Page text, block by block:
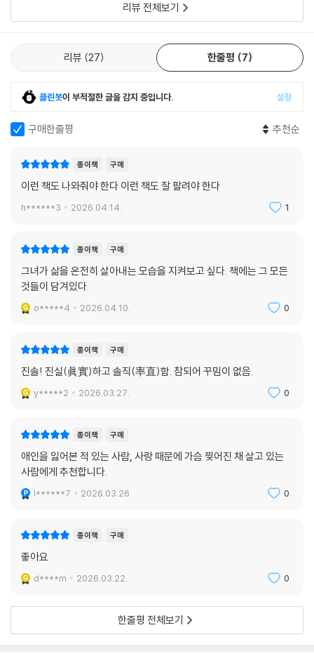
_정서경(시나리오 작가)
혼잣말이 모인 이 책을 읽다보면 어느새 이랑이 잘 먹고 잘 자기를 바라게
된다. 노래하며 하루 더 살아갔으면 한다. 한 사람 안에 쌓여 있던 고통과
년의 역사』는 그 기록이다.
리뷰 전체보기
리뷰 27 한줄평 7
클린봇이 부적절한 글을 감지 중입니다. 설정
구매한줄평 추천순
종이책 구매
이런 책도 나와줘야 한다 이런 책도 잘 팔려야 한다
h******3 2026.04.14. 1
종이책 구매
그녀가 삶을 온전히 살아내는 모습을 지켜보고 싶다. 책에는 그 모든
것들이 담겨있다.
o*****4 2026.04.10. 0
종이책 구매
진솔! 진실(眞實)하고 솔직(率直)함. 참되어 꾸밈이 없음.
y*****2 2026.03.27. 0
종이책 구매
애인을 잃어본 적 있는 사람, 사랑 때문에 가슴 찢어진 채 살고 있는
사람에게 추천합니다.
l******7 2026.03.26. 0
종이책 구매
좋아요
d****m 2026.03.22. 0
한줄평 전체보기